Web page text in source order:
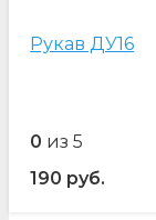
Рукав ДУ16
0 из 5
190 руб.